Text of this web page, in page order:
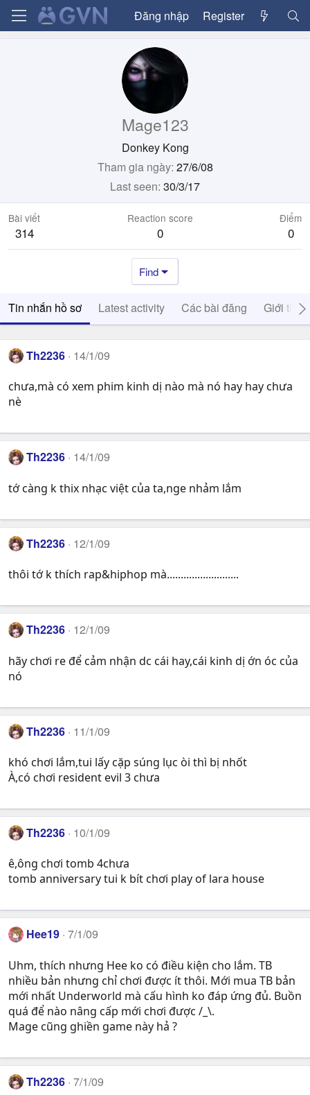
Đăng nhập Register
Mage123
Donkey Kong
Tham gia ngày 27/6/08
Last seen 30/3/17
Bài viết
314
Reaction score
0
Điểm
0
Find
Tin nhắn hồ sơ Latest activity Các bài đăng Giới thiệu
Th2236 14/1/09
chưa,mà có xem phim kinh dị nào mà nó hay hay chưa
nè
Th2236 14/1/09
tớ càng k thix nhạc việt của ta,nge nhảm lắm
Th2236 12/1/09
thôi tớ k thích rap&hiphop mà..........................
Th2236 12/1/09
hãy chơi re để cảm nhận dc cái hay,cái kinh dị ớn óc của
nó
Th2236 11/1/09
khó chơi lắm,tui lấy cặp súng lục òi thì bị nhốt
À,có chơi resident evil 3 chưa
Th2236 10/1/09
ê,ông chơi tomb 4chưa
tomb anniversary tui k bít chơi play of lara house
Hee19 7/1/09
Uhm, thích nhưng Hee ko có điều kiện cho lắm. TB
nhiều bản nhưng chỉ chơi được ít thôi. Mới mua TB bản
mới nhất Underworld mà cấu hình ko đáp ứng đủ. Buồn
quá để nào nâng cấp mới chơi được /_\.
Mage cũng ghiền game này hả ?
Th2236 7/1/09